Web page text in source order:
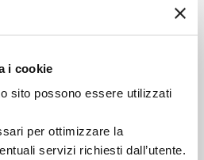
i cookie
sito possono essere utilizzati
per ottimizzare la
servizi richiesti dall’utente.
brillant
Stonalisation:
Unité de measure:
MQ